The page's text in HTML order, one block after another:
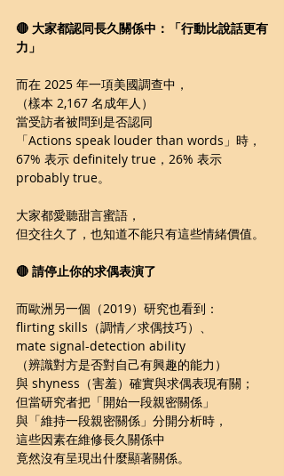
🔴 大家都認同長久關係中：「行動比說話更有
力」
而在 2025 年一項美國調查中，
（樣本 2,167 名成年人）
當受訪者被問到是否認同
「Actions speak louder than words」時，
67% 表示 definitely true，26% 表示
probably true。
大家都愛聽甜言蜜語，
但交往久了，也知道不能只有這些情緒價值。
🔴 請停止你的求偶表演了
而歐洲另一個（2019）研究也看到：
flirting skills（調情／求偶技巧）、
mate signal-detection ability
（辨識對方是否對自己有興趣的能力）
與 shyness（害羞）確實與求偶表現有關；
但當研究者把「開始一段親密關係」
與「維持一段親密關係」分開分析時，
這些因素在維修長久關係中
竟然沒有呈現出什麼顯著關係。